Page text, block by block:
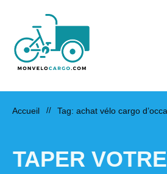
Accueil //
TAPER VOTRE